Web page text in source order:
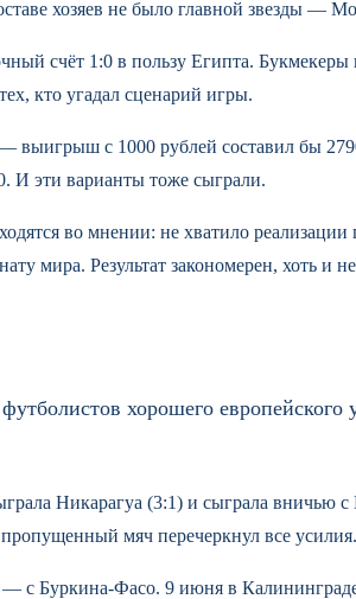
хозяев не было главной звезды —
счёт 1:0 в пользу Египта.
кто угадал сценарий игры.
с 1000 рублей составил бы
И эти варианты тоже сыграли.
во мнении: не хватило
мира. Результат закономерен, хоть и
хорошего
Никарагуа (3:1) и сыграла
мяч перечеркнул все усилия.
с Буркина-Фасо. 9 июня в